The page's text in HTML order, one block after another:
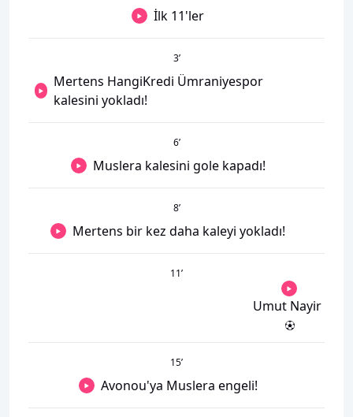
İlk 11'ler
3’
Mertens HangiKredi Ümraniyespor
kalesini yokladı!
6’
Muslera kalesini gole kapadı!
8’
Mertens bir kez daha kaleyi yokladı!
11’
Umut Nayir
15’
Avonou'ya Muslera engeli!